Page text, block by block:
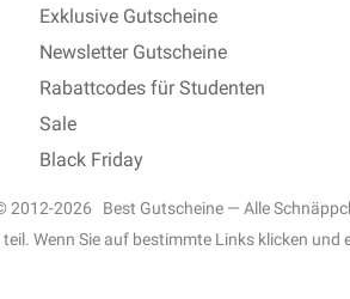
Exklusive Gutscheine
Newsletter Gutscheine
Rabattcodes für Studenten
Sale
Black Friday
2012-2026 Best Gutscheine — Alle
Wenn Sie auf bestimmte Links klicken und